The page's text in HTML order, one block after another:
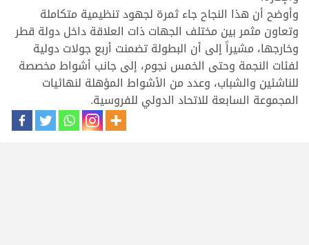
وأوضح أن هذا النجاح جاء ثمرة لجهود تنظيمية متكاملة
وتعاون مثمر بين مختلف الجهات ذات العلاقة داخل دولة قطر
وخارجها، مشيراً إلى أن البطولة تضمنت أربع جولات دولية
لفئات النجمة وحتى الخمس نجوم، إلى جانب أشواط مخصصة
للناشئين والشباب، وعدد من الأشواط المؤهلة لنهائيات
المجموعة السابعة للاتحاد الدولي للفروسية.